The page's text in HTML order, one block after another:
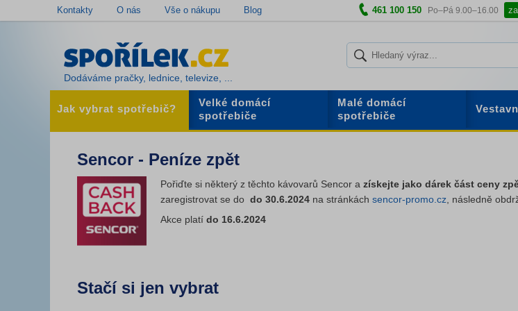
Kontakty O nás Vše o nákupu Blog 461 100 150 Po–Pá 9.00–16.00
Dodáváme pračky, lednice, televize, ...
Jak vybrat spotřebič?
Velké domácí
spotřebiče
Malé domácí
spotřebiče
Sencor - Peníze zpět
Pořiďte si některý z těchto kávovarů Sencor a získejte jako dárek část ceny
zaregistrovat se do do 30.6.2024 na stránkách sencor-promo.cz , následně
Akce platí do 16.6.2024
Stačí si jen vybrat